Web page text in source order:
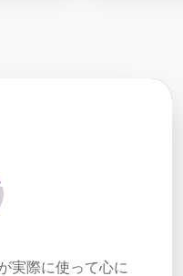
実際に使って心に